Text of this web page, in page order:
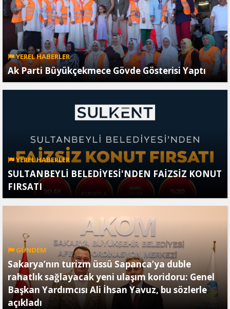
YEREL HABERLER
Ak Parti Büyükçekmece Gövde Gösterisi Yaptı
YEREL HABERLER
SULTANBEYLİ BELEDİYESİ'NDEN FAİZSİZ KONUT
FIRSATI
GÜNDEM
Sakarya’nın turizm üssü Sapanca’ya duble
rahatlık sağlayacak yeni ulaşım koridoru: Genel
Başkan Yardımcısı Ali İhsan Yavuz, bu sözlerle
açıkladı